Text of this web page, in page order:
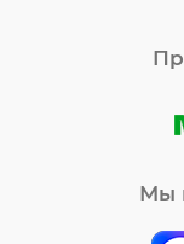
Мы